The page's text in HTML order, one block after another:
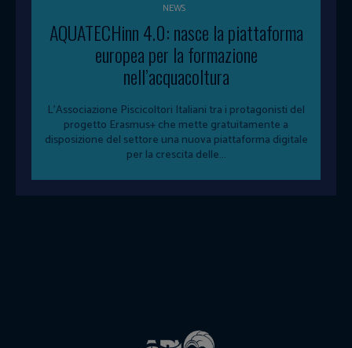
NEWS
AQUATECHinn 4.0: nasce la piattaforma
europea per la formazione
nell’acquacoltura
L'Associazione Piscicoltori Italiani tra i protagonisti del
progetto Erasmus+ che mette gratuitamente a
disposizione del settore una nuova piattaforma digitale
per la crescita delle...